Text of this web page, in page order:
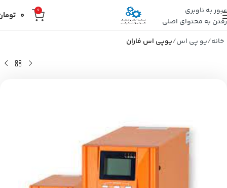
عبور به ناوبری
رفتن به محتوای اصلی
0
0
خانه یو پی اس یوپی اس فاران